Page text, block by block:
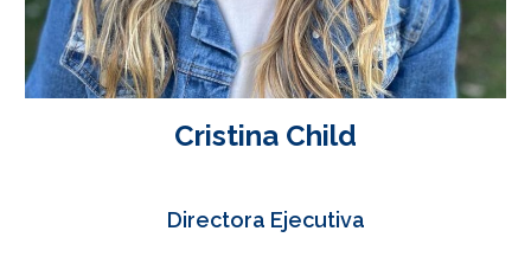
Cristina Child
Directora Ejecutiva